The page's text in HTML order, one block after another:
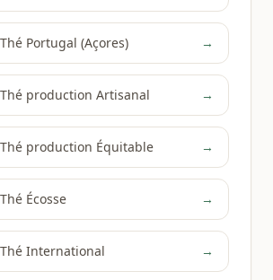
Portugal (Açores) →
production Artisanal →
production Équitable →
Écosse →
International →